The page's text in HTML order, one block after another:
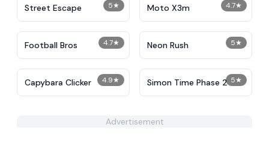
5★
Street Escape 4.7★
Moto X3m
4.7★
Football Bros 5★
Neon Rush
4.9★
Capybara Clicker 5★
Simon Time Phase 2
Advertisement